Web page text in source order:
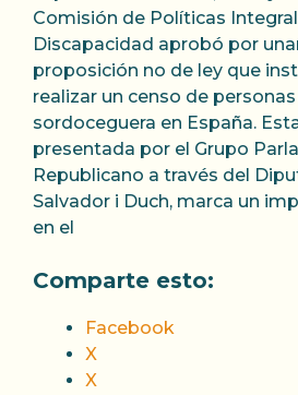
Comisión de Políticas
Discapacidad aprobó por
proposición no de ley que
realizar un censo de
sordoceguera en España.
presentada por el Grupo
Republicano a través del
Salvador i Duch, marca un
en el
Comparte esto:
Facebook
X
X